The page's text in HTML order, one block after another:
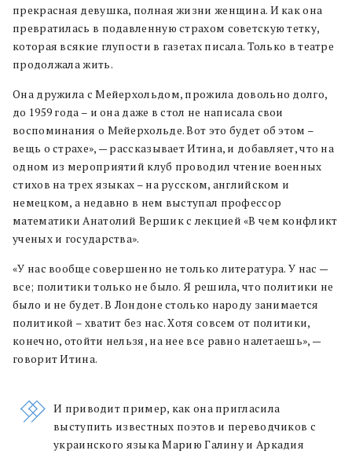
прекрасная девушка, полная жизни женщина. И как она
превратилась в подавленную страхом советскую тетку,
которая всякие глупости в газетах писала. Только в театре
продолжала жить.
Она дружила с Мейерхольдом, прожила довольно долго,
до 1959 года – и она даже в стол не написала свои
воспоминания о Мейерхольде. Вот это будет об этом –
вещь о страхе», — рассказывает Итина, и добавляет, что на
одном из мероприятий клуб проводил чтение военных
стихов на трех языках – на русском, английском и
немецком, а недавно в нем выступал профессор
математики Анатолий Вершик с лекцией «В чем конфликт
ученых и государства».
«У нас вообще совершенно не только литература. У нас —
все; политики только не было. Я решила, что политики не
было и не будет. В Лондоне столько народу занимается
политикой – хватит без нас. Хотя совсем от политики,
конечно, отойти нельзя, на нее все равно налетаешь», —
говорит Итина.
И приводит пример, как она пригласила
выступить известных поэтов и переводчиков с
украинского языка Марию Галину и Аркадия